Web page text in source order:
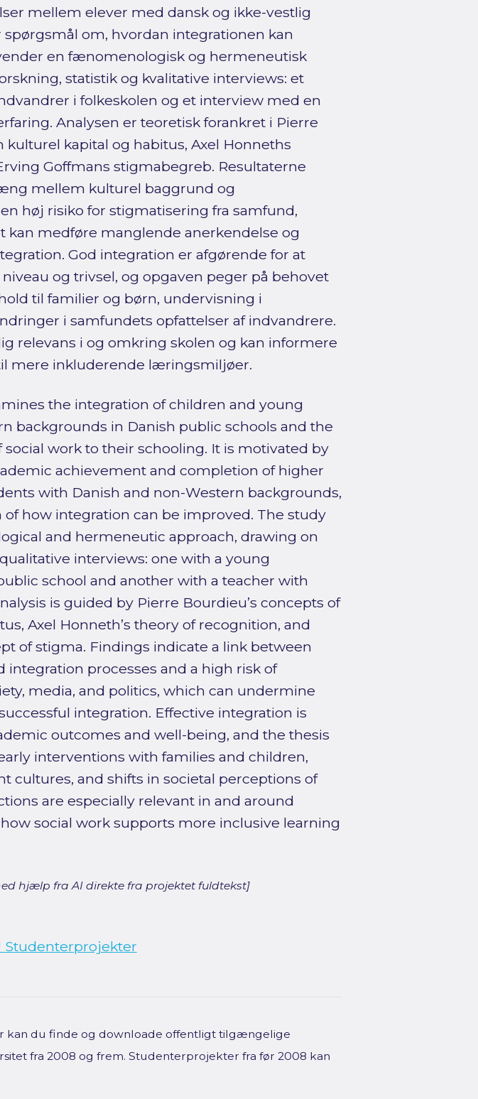
mellem elever med dansk og ikke-vestlig
om, hvordan integrationen kan
en fænomenologisk og hermeneutisk
statistik og kvalitative interviews: et
i folkeskolen og et interview med en
Analysen er teoretisk forankret i Pierre
kapital og habitus, Axel Honneths
Goffmans stigmabegreb. Resultaterne
mellem kulturel baggrund og
høj risiko for stigmatisering fra samfund,
kan medføre manglende anerkendelse og
God integration er afgørende for at
og trivsel, og opgaven peger på behovet
til familier og børn, undervisning i
i samfundets opfattelser af indvandrere.
relevans i og omkring skolen og kan informere
mere inkluderende læringsmiljøer.
the integration of children and young
backgrounds in Danish public schools and the
work to their schooling. It is motivated by
achievement and completion of higher
with Danish and non-Western backgrounds,
how integration can be improved. The study
and hermeneutic approach, drawing on
interviews: one with a young
school and another with a teacher with
is guided by Pierre Bourdieu’s concepts of
Axel Honneth’s theory of recognition, and
of stigma. Findings indicate a link between
integration processes and a high risk of
media, and politics, which can undermine
integration. Effective integration is
outcomes and well-being, and the thesis
interventions with families and children,
cultures, and shifts in societal perceptions of
are especially relevant in and around
social work supports more inclusive learning
hjælp fra AI direkte fra projektet fuldtekst]
Studenterprojekter
kan du finde og downloade offentligt tilgængelige
fra 2008 og frem. Studenterprojekter fra før 2008 kan